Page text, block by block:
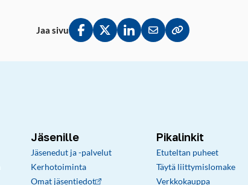
Jaa sivu
Jaa Facebookissa
Jaa Twitterissä
Jaa LinkedInissä
Jaa sähköpostitse
Kopioi linkki
Jäsenille
Jäsenedut ja -palvelut
Kerhotoiminta
Omat jäsentiedot
Pikalinkit
Etuteltan puheet
Täytä liittymislomake
Verkkokauppa